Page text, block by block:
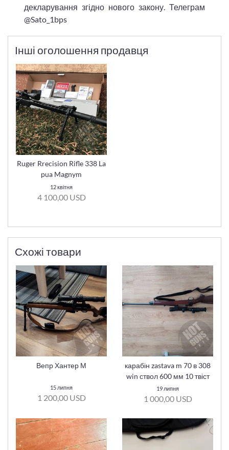
декларування згідно нового закону. Телеграм
@Sato_1bps
Інші оголошення продавця
Ruger Rrecision Rifle 338 La
pua Magnym
12 квітня
4 100,00 USD
Схожі товари
Вепр Хантер М
15 липня
1 200,00 USD
карабін zastava m 70 в 308
win ствол 600 мм 10 твіст
19 липня
1 000,00 USD